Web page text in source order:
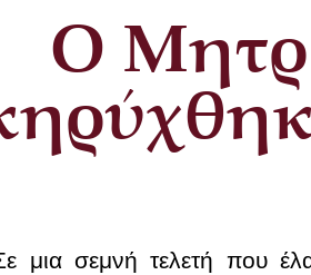
Ο
μια σεμνή τελετή που